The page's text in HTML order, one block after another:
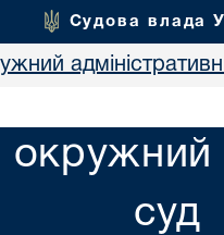
Судова влада
суд